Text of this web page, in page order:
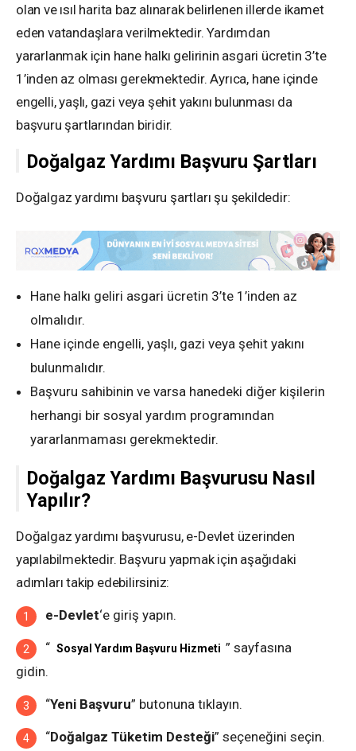
olan ve ısıl harita baz alınarak belirlenen illerde ikamet
eden vatandaşlara verilmektedir. Yardımdan
yararlanmak için hane halkı gelirinin asgari ücretin 3’te
1’inden az olması gerekmektedir. Ayrıca, hane içinde
engelli, yaşlı, gazi veya şehit yakını bulunması da
başvuru şartlarından biridir.
Doğalgaz Yardımı Başvuru Şartları
Doğalgaz yardımı başvuru şartları şu şekildedir:
Hane halkı geliri asgari ücretin 3’te 1’inden az
olmalıdır.
Hane içinde engelli, yaşlı, gazi veya şehit yakını
bulunmalıdır.
Başvuru sahibinin ve varsa hanedeki diğer kişilerin
herhangi bir sosyal yardım programından
yararlanmaması gerekmektedir.
Doğalgaz Yardımı Başvurusu Nasıl
Yapılır?
Doğalgaz yardımı başvurusu, e-Devlet üzerinden
yapılabilmektedir. Başvuru yapmak için aşağıdaki
adımları takip edebilirsiniz:
e-Devlet‘e giriş yapın.
“ Sosyal Yardım Başvuru Hizmeti ” sayfasına
gidin.
“Yeni Başvuru” butonuna tıklayın.
“Doğalgaz Tüketim Desteği” seçeneğini seçin.